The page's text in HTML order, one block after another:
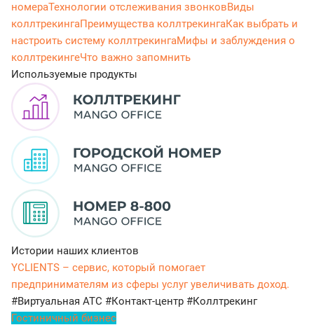
номераТехнологии отслеживания звонковВиды
коллтрекингаПреимущества коллтрекингаКак выбрать и
настроить систему коллтрекингаМифы и заблуждения о
коллтрекингеЧто важно запомнить
Используемые продукты
Истории наших клиентов
YCLIENTS – сервис, который помогает
предпринимателям из сферы услуг увеличивать доход.
#Виртуальная АТС #Контакт-центр #Коллтрекинг
Гостиничный бизнес